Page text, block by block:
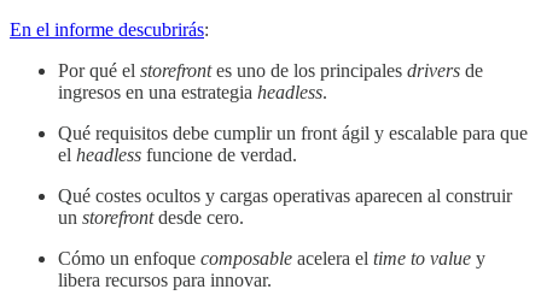
En el informe descubrirás:
Por qué el storefrontes uno de los principales drivers de
ingresos en una estrategia headless.
Qué requisitos debe cumplir un front ágil y escalable para que
el headless funcione de verdad.
Qué costes ocultos y cargas operativas aparecen al construir
un storefrontdesde cero.
Cómo un enfoque composable acelera el time to value y
libera recursos para innovar.